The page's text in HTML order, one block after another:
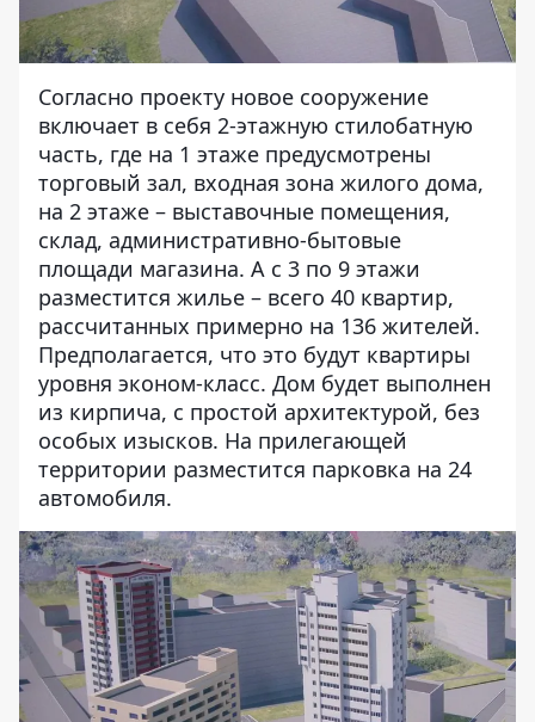
Согласно проекту новое сооружение
включает в себя 2-этажную стилобатную
часть, где на 1 этаже предусмотрены
торговый зал, входная зона жилого дома,
на 2 этаже – выставочные помещения,
склад, административно-бытовые
площади магазина. А с 3 по 9 этажи
разместится жилье – всего 40 квартир,
рассчитанных примерно на 136 жителей.
Предполагается, что это будут квартиры
уровня эконом-класс. Дом будет выполнен
из кирпича, с простой архитектурой, без
особых изысков. На прилегающей
территории разместится парковка на 24
автомобиля.